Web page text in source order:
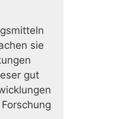
sie
gut